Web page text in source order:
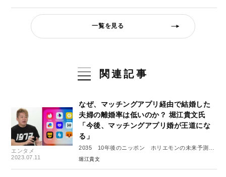
一覧を見る
関連記事
エンタメ
2023.07.11
なぜ、マッチングアプリ経由で結婚した
夫婦の離婚率は低いのか？ 堀江貴文氏
「今後、マッチングアプリ婚が王道にな
る」
2035 10年後のニッポン ホリエモンの未来予測大
全#２
堀江貴文